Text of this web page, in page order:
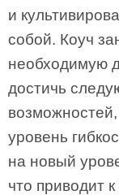
и
собой. Коуч
необходимую
достичь
уровень
на новый
что приводит